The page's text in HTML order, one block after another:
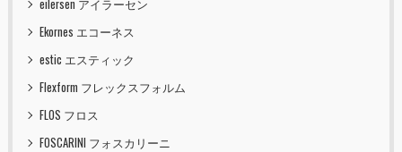
eilersen アイラーセン
Ekornes エコーネス
estic エスティック
Flexform フレックスフォルム
FLOS フロス
FOSCARINI フォスカリーニ